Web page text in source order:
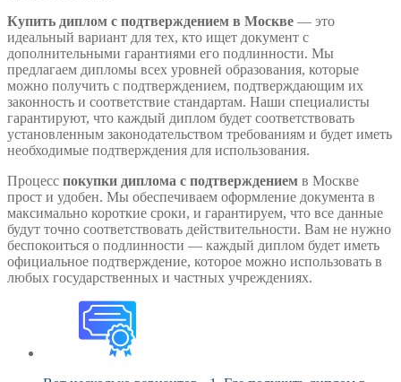
Купить диплом с подтверждением в Москве — это
идеальный вариант для тех, кто ищет документ с
дополнительными гарантиями его подлинности. Мы
предлагаем дипломы всех уровней образования, которые
можно получить с подтверждением, подтверждающим их
законность и соответствие стандартам. Наши специалисты
гарантируют, что каждый диплом будет соответствовать
установленным законодательством требованиям и будет иметь
необходимые подтверждения для использования.
Процесс покупки диплома с подтверждением в Москве
прост и удобен. Мы обеспечиваем оформление документа в
максимально короткие сроки, и гарантируем, что все данные
будут точно соответствовать действительности. Вам не нужно
беспокоиться о подлинности — каждый диплом будет иметь
официальное подтверждение, которое можно использовать в
любых государственных и частных учреждениях.